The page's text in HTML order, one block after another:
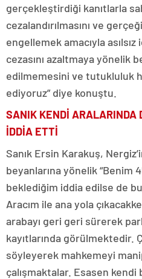
gerçekleştirdiği kanıtlarla
cezalandırılmasını ve
engellemek amacıyla
cezasını azaltmaya yönelik
edilmemesini ve tutukluluk
ediyoruz” diye konuştu.
SANIK KENDİ ARALARINDA
İDDİA ETTİ
Sanık Ersin Karakuş,
beyanlarına yönelik “Benim
beklediğim iddia edilse de
Aracım ile ana yola
arabayı geri geri sürerek
kayıtlarında görülmektedir.
söyleyerek mahkemeyi
çalışmaktalar. Esasen kendi